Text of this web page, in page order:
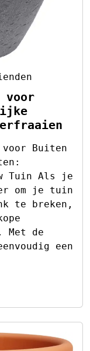
voor
voor Buiten
Tuin Als je
om je tuin
te breken,
Met de
een